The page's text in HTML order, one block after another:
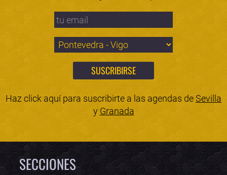
Haz click aquí para suscribirte a las agendas deSevilla
y Granada
SECCIONES